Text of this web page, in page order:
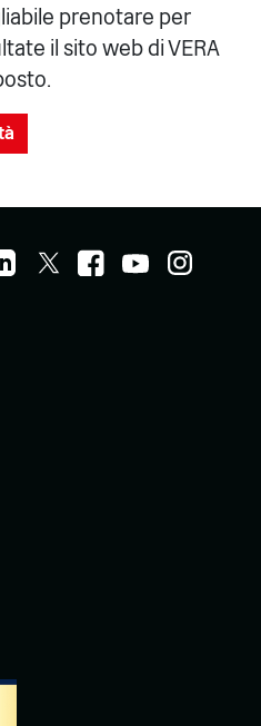
prenotare per
il sito web di VERA